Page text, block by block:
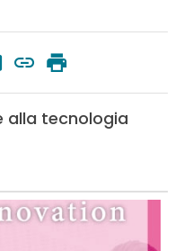
alla tecnologia